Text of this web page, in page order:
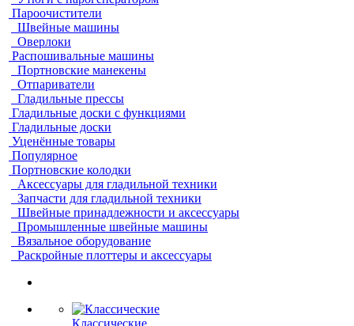
Пароочистители
Швейные машины
Оверлоки
Распошивальные машины
Портновские манекены
Отпариватели
Гладильные прессы
Гладильные доски с функциями
Гладильные доски
Уценённые товары
Популярное
Портновские колодки
Аксессуары для гладильной техники
Запчасти для гладильной техники
Швейные принадлежности и аксессуары
Промышленные швейные машины
Вязальное оборудование
Раскройные плоттеры и аксессуары
Классические